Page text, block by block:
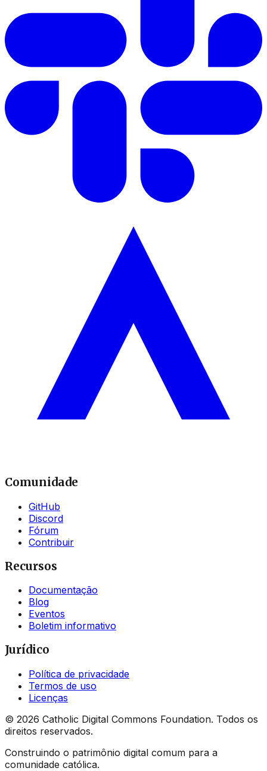
Comunidade
GitHub
Discord
Fórum
Contribuir
Recursos
Documentação
Blog
Eventos
Boletim informativo
Jurídico
Política de privacidade
Termos de uso
Licenças
© 2026 Catholic Digital Commons Foundation. Todos os
direitos reservados.
Construindo o patrimônio digital comum para a
comunidade católica.